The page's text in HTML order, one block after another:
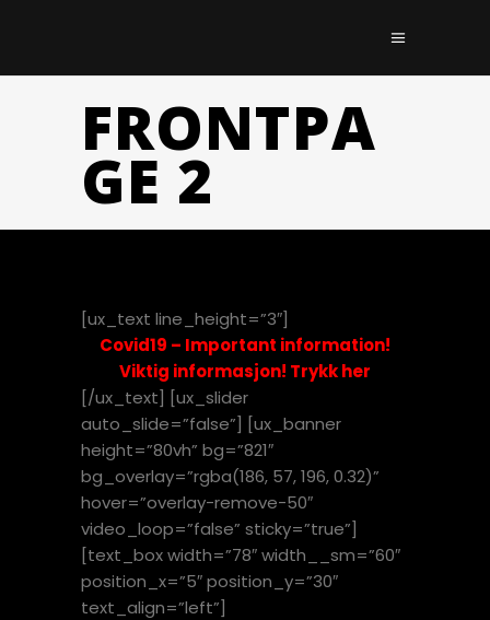
FRONTPA
GE 2
[ux_text line_height=”3″]
Covid19 – Important information!
Viktig informasjon! Trykk her
[/ux_text] [ux_slider
auto_slide=”false”] [ux_banner
height=”80vh” bg=”821″
bg_overlay=”rgba(186, 57, 196, 0.32)”
hover=”overlay-remove-50″
video_loop=”false” sticky=”true”]
[text_box width=”78″ width__sm=”60″
position_x=”5″ position_y=”30″
text_align=”left”]